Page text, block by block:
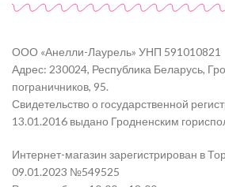
ООО «Анелли-Лаурель» УНП 591010821
Адрес: 230024, Республика Беларусь,
пограничников, 95.
Свидетельство о государственной
13.01.2016 выдано Гродненским
Интернет-магазин зарегистрирован в
09.01.2023 №549525